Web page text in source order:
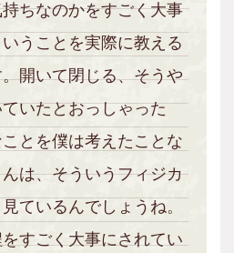
ちなのかをすごく大事
うことを実際に教える
開いて閉じる、そうや
いたとおっしゃった
とを僕は考えたことな
は、そういうフィジカ
ているんでしょうね。
すごく大事にされてい